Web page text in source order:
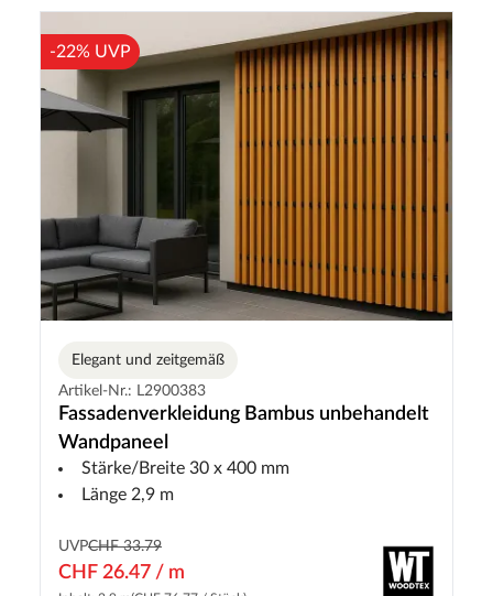
-22% UVP
Elegant und zeitgemäß
Artikel-Nr.: L2900383
Fassadenverkleidung Bambus unbehandelt
Wandpaneel
Stärke/Breite 30 x 400 mm
Länge 2,9 m
UVPCHF 33.79
CHF 26.47 / m